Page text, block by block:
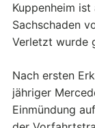
Kuppenheim
Sachschaden
Verletzt wurde
Nach ersten
jähriger
Einmündung